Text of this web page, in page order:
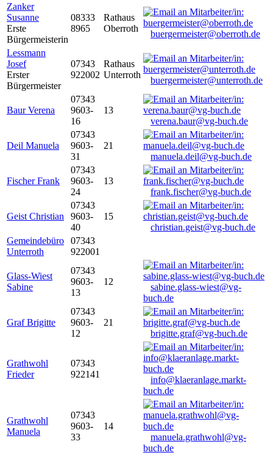
Zanker
Susanne
Erste
Bürgermeisterin
08333
8965
Rathaus
Oberroth
buergermeister@oberroth.de
Lessmann
Josef
Erster
Bürgermeister
07343
922002
Rathaus
Unterroth
buergermeister@unterroth.de
Baur Verena
07343
9603-
16
13
verena.baur@vg-buch.de
Deil Manuela
07343
9603-
31
21
manuela.deil@vg-buch.de
Fischer Frank
07343
9603-
24
13
frank.fischer@vg-buch.de
Geist Christian
07343
9603-
40
15
christian.geist@vg-buch.de
Gemeindebüro
Unterroth
07343
922001
Glass-Wiest
Sabine
07343
9603-
13
12
sabine.glass-wiest@vg-
buch.de
Graf Brigitte
07343
9603-
12
21
brigitte.graf@vg-buch.de
Grathwohl
Frieder
07343
922141
info@klaeranlage.markt-
buch.de
Grathwohl
Manuela
07343
9603-
33
14
manuela.grathwohl@vg-
buch.de